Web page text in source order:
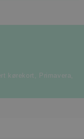
kørekort , Primavera,